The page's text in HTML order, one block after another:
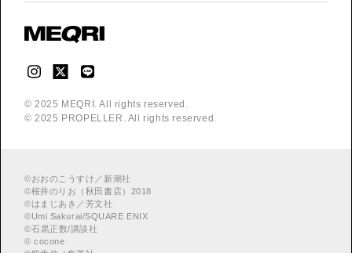
© 2025 MEQRI. All rights reserved.
© 2025 PROPELLER. All rights reserved.
©おおのこうすけ／新潮社
©桜井のりお（秋田書店）2018
©はまじあき／芳文社
©Umi Sakurai/SQUARE ENIX
©︎石黒正数/講談社
© cocone